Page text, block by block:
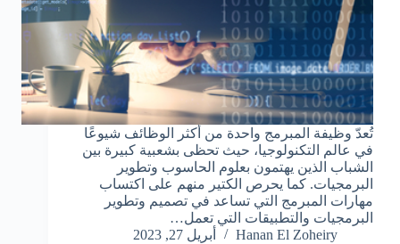
تُعدّ وظيفة المبرمج واحدة من أكثر الوظائف شيوعًا
في عالم التكنولوجيا، حيث تحظى بشعبية كبيرة بين
الشباب الذين يهتمون بعلوم الحاسوب وتطوير
البرمجيات. كما يحرص الكتير منهم على اكتساب
مهارات المبرمج التي تساعد في تصميم وتطوير
البرمجيات والتطبيقات التي تعمل…
Hanan El Zoheiry
أبريل 27, 2023